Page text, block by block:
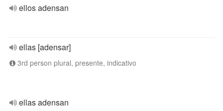
ellos adensan
ellas [adensar]
3rd person plural, presente, indicativo
ellas adensan